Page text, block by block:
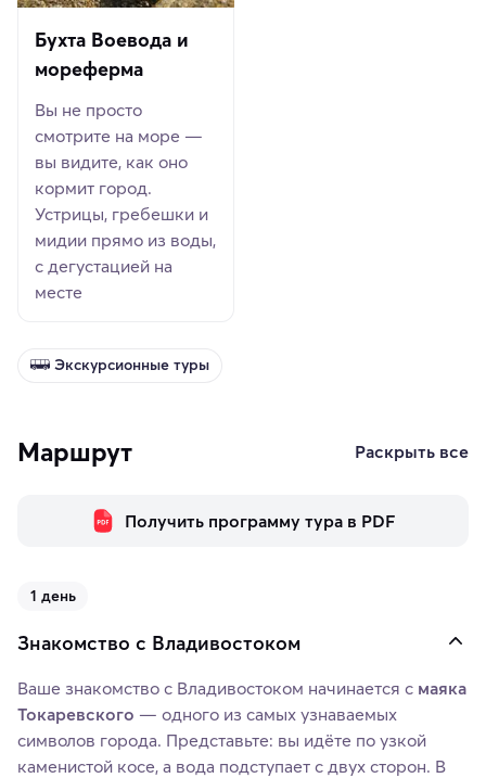
Бухта Воевода и
мореферма
Вы не просто
смотрите на море —
вы видите, как оно
кормит город.
Устрицы, гребешки и
мидии прямо из воды,
с дегустацией на
месте
Экскурсионные туры
Маршрут Раскрыть все
Получить программу тура в PDF
1 день
Знакомство с Владивостоком
Ваше знакомство с Владивостоком начинается с маяка
Токаревского — одного из самых узнаваемых
символов города. Представьте: вы идёте по узкой
каменистой косе, а вода подступает с двух сторон. В